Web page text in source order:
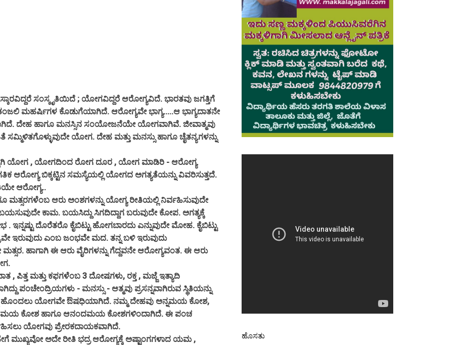
ಸಂಸ್ಕೃತಿಯಿದೆ ; ಯೋಗವಿದ್ದರೆ ಆರೋಗ್ಯವಿದೆ. ಭಾರತವು ಜಗತ್ತಿಗೆ
ಮಹರ್ಷಿಗಳ ಕೊಡುಗೆಯಾಗಿದೆ. ಆರೋಗ್ಯವೇ ಭಾಗ್ಯ.....ಆ ಭಾಗ್ಯದಾತನೇ
ದೇಹ ಹಾಗೂ ಮನಸ್ಸಿನ ಸಂಯೋಜನೆಯೇ ಯೋಗವಾಗಿವೆ. ಜೀವಾತ್ಮವು
ಸಮ್ಮಿಳಿತಗೊಳ್ಳುವುದೇ ಯೋಗ. ದೇಹ ಮತ್ತು ಮನಸ್ಸು ಹಾಗೂ ಚೈತನ್ಯಗಳನ್ನು
ಯೋಗ , ಯೋಗದಿಂದ ರೋಗ ದೂರ , ಯೋಗ ಮಾಡಿರಿ - ಆರೋಗ್ಯ
ಆರೋಗ್ಯ ಬಿಕ್ಕಟ್ಟಿನ ಸಮಸ್ಯೆಯಲ್ಲಿ ಯೋಗದ ಅಗತ್ಯತೆಯನ್ನು ವಿವರಿಸುತ್ತದೆ.
ಆರೋಗ್ಯ..
ಆರು ಅಂಶಗಳನ್ನು ಯೋಗ್ಯ ರೀತಿಯಲ್ಲಿ ನಿರ್ವಹಿಸುವುದೇ
ಕಾಮ. ಬಯಸಿದ್ದು ಸಿಗದಿದ್ದಾಗ ಬರುವುದೇ ಕೋಪ. ಅಗತ್ಯಕ್ಕೆ
. ಇನ್ನಷ್ಟು ದೊರೆತರೊ ಕೈಬಿಟ್ಟು ಹೋಗಬಾರದು ಎನ್ನುವುದೇ ಮೋಹ. ಕೈಬಿಟ್ಟು
ಇರುವುದು ಎಂಬ ಜಂಭವೇ ಮದ. ತನ್ನ ಬಳಿ ಇರುವುದು
ಹಾಗಾಗಿ ಈ ಆರು ವೈರಿಗಳನ್ನು ಗೆದ್ದವನೇ ಆರೋಗ್ಯವಂತ. ಈ ಆರು
ಮತ್ತು ಕಫಗಳೆಂಬ 3 ದೋಷಗಳು, ರಕ್ತ , ಮಜ್ಜೆ ಇತ್ಯಾದಿ
ಪಂಚೇಂದ್ರಿಯಗಳು - ಮನಸ್ಸು - ಆತ್ಮವು ಪ್ರಸನ್ನವಾಗಿರುವ ಸ್ಥಿತಿಯನ್ನು
ಹೊಂದಲು ಯೋಗವೇ ಔಷಧಿಯಾಗಿದೆ. ನಮ್ಮ ದೇಹವು ಅನ್ನಮಯ ಕೋಶ,
ಕೋಶ ಹಾಗೂ ಆನಂದಮಯ ಕೋಶಗಳಿಂದಾಗಿದೆ. ಈ ಪಂಚ
ಯೋಗವು ಪ್ರೇರಕದಾಯಕವಾಗಿದೆ.
ಮುಖ್ಯವೋ ಅದೇ ರೀತಿ ಭದ್ರ ಆರೋಗ್ಯಕ್ಕೆ ಅಷ್ಟಾಂಗಗಳಾದ ಯಮ ,
ಹೊಸತು